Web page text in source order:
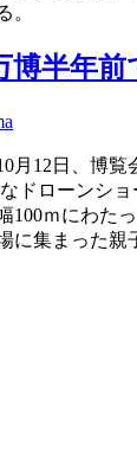
。
半年
月12日、博
ドローンショ
100ｍにわ
集まった親